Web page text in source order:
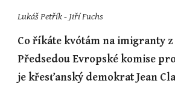
Lukáš Petřík - Jiří Fuchs
Co říkáte kvótám na imigranty z
Předsedou Evropské komise
je křesťanský demokrat Jean